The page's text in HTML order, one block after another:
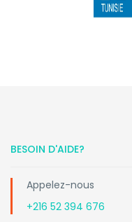
BESOIN D'AIDE?
Appelez-nous
+216 52 394 676